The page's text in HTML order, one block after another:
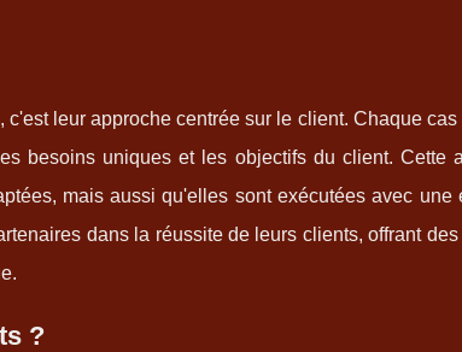
leur approche centrée sur le client. Chaque cas
besoins uniques et les objectifs du client. Cette
mais aussi qu'elles sont exécutées avec une
dans la réussite de leurs clients, offrant
?